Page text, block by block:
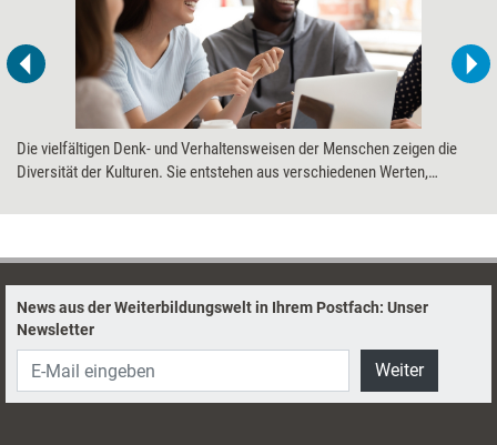
Die vielfältigen Denk- und Verhaltensweisen der Menschen zeigen die
Diversität der Kulturen. Sie entstehen aus verschiedenen Werten,
vermeiden und von unterschiedlichen Perspektiven zu profitieren.
News aus der Weiterbildungswelt in Ihrem Postfach: Unser
Newsletter
Weiter